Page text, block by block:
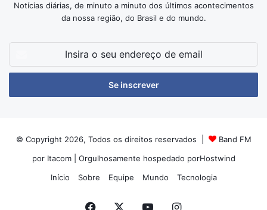
Notícias diárias, de minuto a minuto dos últimos acontecimentos
da nossa região, do Brasil e do mundo.
seu
de
© Copyright 2026, Todos os direitos reservados |
Band FM
por Itacom| Orgulhosamente hospedado porHostwind
Início
Sobre Equipe Mundo Tecnologia
Facebook YouTubeInstagram